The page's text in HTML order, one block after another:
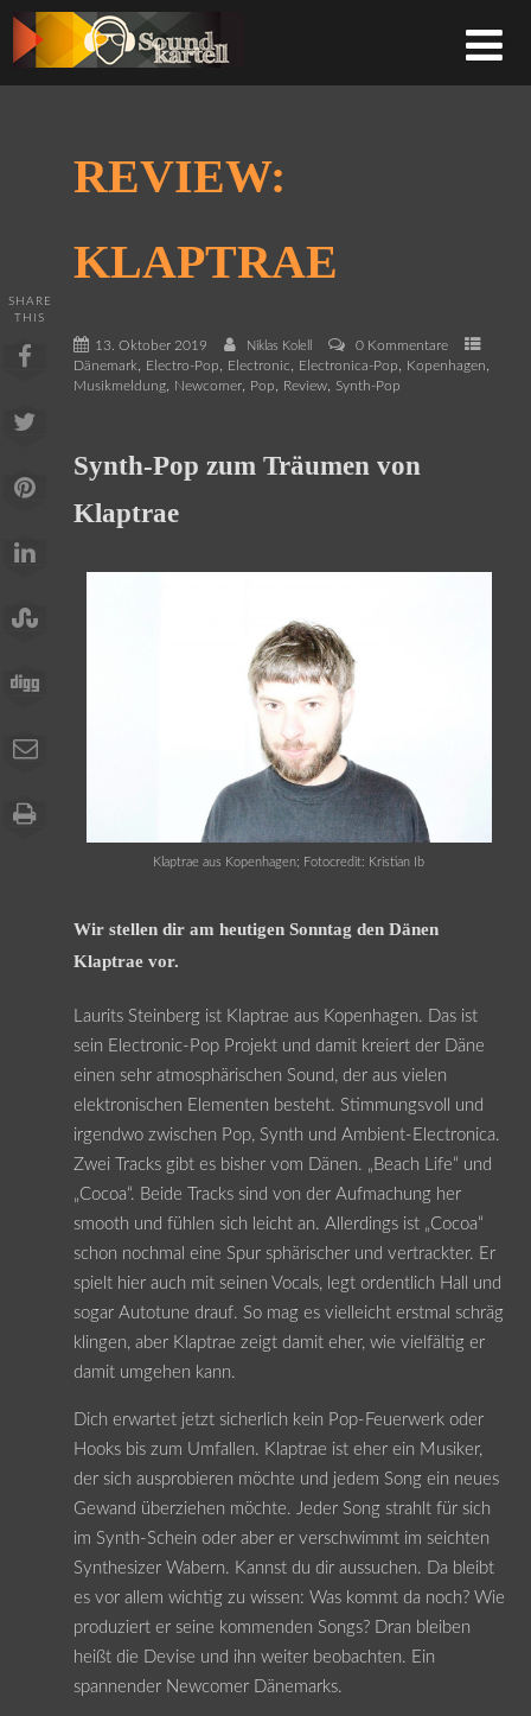
REVIEW:
KLAPTRAE
13. Oktober 2019 Niklas Kolell
0 Kommentare
Dänemark, Electro-Pop, Electronic, Electronica-Pop, Kopenhagen,
Musikmeldung, Newcomer, Pop, Review, Synth-Pop
SHARE
THIS
Synth-Pop zum Träumen von
Klaptrae
Klaptrae aus Kopenhagen; Fotocredit: Kristian Ib
Wir stellen dir am heutigen Sonntag den Dänen
Klaptrae vor.
Laurits Steinberg ist Klaptrae aus Kopenhagen. Das ist
sein Electronic-Pop Projekt und damit kreiert der Däne
einen sehr atmosphärischen Sound, der aus vielen
elektronischen Elementen besteht. Stimmungsvoll und
irgendwo zwischen Pop, Synth und Ambient-Electronica.
Zwei Tracks gibt es bisher vom Dänen. „Beach Life“ und
„Cocoa“. Beide Tracks sind von der Aufmachung her
smooth und fühlen sich leicht an. Allerdings ist „Cocoa“
schon nochmal eine Spur sphärischer und vertrackter. Er
spielt hier auch mit seinen Vocals, legt ordentlich Hall und
sogar Autotune drauf. So mag es vielleicht erstmal schräg
klingen, aber Klaptrae zeigt damit eher, wie vielfältig er
damit umgehen kann.
Dich erwartet jetzt sicherlich kein Pop-Feuerwerk oder
Hooks bis zum Umfallen. Klaptrae ist eher ein Musiker,
der sich ausprobieren möchte und jedem Song ein neues
Gewand überziehen möchte. Jeder Song strahlt für sich
im Synth-Schein oder aber er verschwimmt im seichten
Synthesizer Wabern. Kannst du dir aussuchen. Da bleibt
es vor allem wichtig zu wissen: Was kommt da noch? Wie
produziert er seine kommenden Songs? Dran bleiben
heißt die Devise und ihn weiter beobachten. Ein
spannender Newcomer Dänemarks.